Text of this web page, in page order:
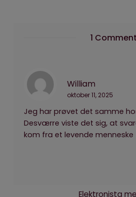
1 Comment
William
oktober 11, 2025
Jeg har prøvet det samme
Desværre viste det sig, at
kom fra et levende menneske
Elektronista